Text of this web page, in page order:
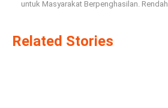
untuk Masyarakat Berpenghasilan. Rendah
Related Stories